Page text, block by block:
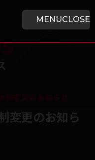
MENUCLOSE
制変更のお知らせ
変更のお知ら